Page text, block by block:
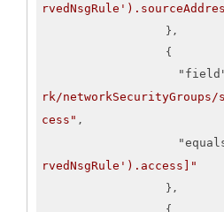
rk/
cess" ,
rvedNsgRule').access]"